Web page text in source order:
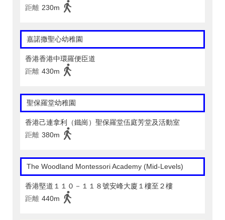
距離 230m
嘉諾撒聖心幼稚園
香港香港中環羅便臣道
距離 430m
聖保羅堂幼稚園
香港己連拿利（鐵崗）聖保羅堂伍庭芳堂及活動室
距離 380m
The Woodland Montessori Academy (Mid-Levels)
香港堅道１１０－１１８號安峰大廈１樓至２樓
距離 440m